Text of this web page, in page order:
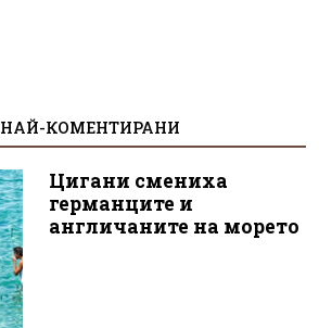
НАЙ-КОМЕНТИРАНИ
Цигани смениха
германците и
англичаните на морето